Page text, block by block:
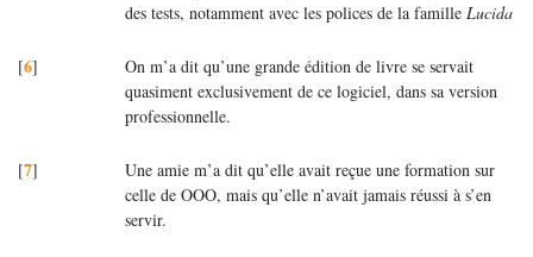
des tests, notamment avec les polices de la famille Lucida
[6]
On m’a dit qu’une grande édition de livre se servait
quasiment exclusivement de ce logiciel, dans sa version
professionnelle.
[7]
Une amie m’a dit qu’elle avait reçue une formation sur
celle de OOO, mais qu’elle n’avait jamais réussi à s’en
servir.